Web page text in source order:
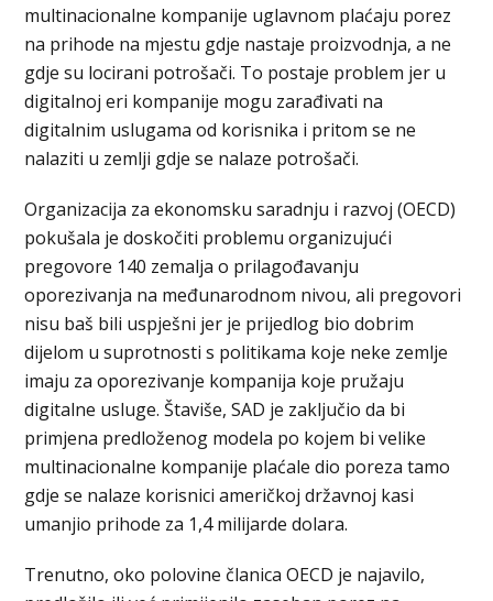
multinacionalne kompanije uglavnom plaćaju porez
na prihode na mjestu gdje nastaje proizvodnja, a ne
gdje su locirani potrošači. To postaje problem jer u
digitalnoj eri kompanije mogu zarađivati na
digitalnim uslugama od korisnika i pritom se ne
nalaziti u zemlji gdje se nalaze potrošači.
Organizacija za ekonomsku saradnju i razvoj (OECD)
pokušala je doskočiti problemu organizujući
pregovore 140 zemalja o prilagođavanju
oporezivanja na međunarodnom nivou, ali pregovori
nisu baš bili uspješni jer je prijedlog bio dobrim
dijelom u suprotnosti s politikama koje neke zemlje
imaju za oporezivanje kompanija koje pružaju
digitalne usluge. Štaviše, SAD je zaključio da bi
primjena predloženog modela po kojem bi velike
multinacionalne kompanije plaćale dio poreza tamo
gdje se nalaze korisnici američkoj državnoj kasi
umanjio prihode za 1,4 milijarde dolara.
Trenutno, oko polovine članica OECD je najavilo,